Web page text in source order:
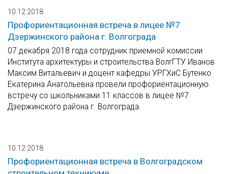
10.12.2018
Профориентационная встреча в лицее №7
Дзержинского района г. Волгограда
07 декабря 2018 года сотрудник приемной комиссии
Института архитектуры и строительства ВолгГТУ Иванов
Максим Витальевич и доцент кафедры УРГХиС Бутенко
Екатерина Анатольевна провели профориентационную
встречу со школьниками 11 классов в лицее №7
Дзержинского района г. Волгограда.
10.12.2018
Профориентационная встреча в Волгоградском